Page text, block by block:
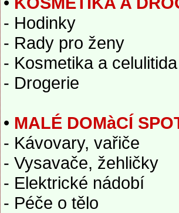
- Hodinky
- Rady pro ženy
- Kosmetika a celulitida
- Drogerie
• MALÉ DOMàCÍ
- Kávovary, vařiče
- Vysavače, žehličky
- Elektrické nádobí
- Péče o tělo